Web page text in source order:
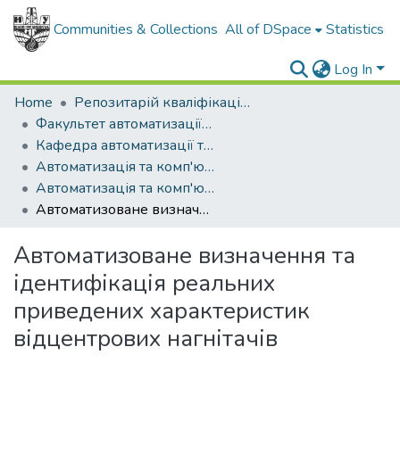
Communities & Collections All of DSpace Statistics
Log In
Home
Репозитарій кваліфікаційних робіт здобувачів вищої освіти
Факультет автоматизації та енергетики
Кафедра автоматизації та комп'ютерно-інтегрованих технологій
Автоматизація та комп'ютерно-інтегровані технології (рівень магістр)
Автоматизація та комп'ютерно-інтегровані технології (рівень магістр), 2025-2026
Автоматизоване визначення та ідентифікація реальних приведених характеристик відцентрових нагнітачів
Автоматизоване визначення та
ідентифікація реальних
приведених характеристик
відцентрових нагнітачів